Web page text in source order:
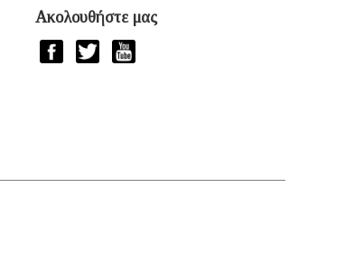
Ακολουθήστε μας